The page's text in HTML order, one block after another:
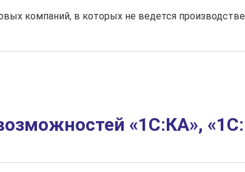
компаний, в которых не ведется
«1С:КА»,